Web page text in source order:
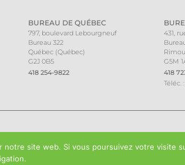
BUREAU DE QUÉBEC
797, boulevard Lebourgneuf
Bureau 322
Québec (Québec)
G2J 0B5
418 254-9822
431,
G5M
418
Téléc.
site web. Si vous poursuivez votre visite